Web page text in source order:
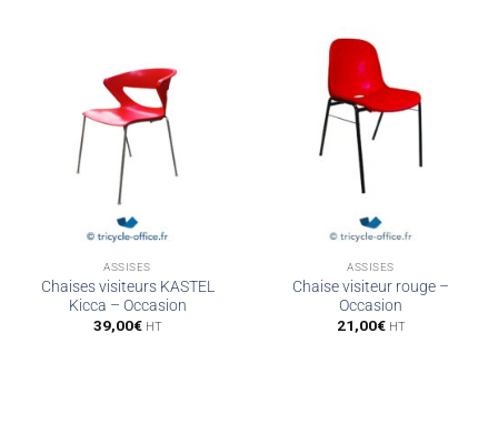
ASSISES
Chaises visiteurs KASTEL
Kicca – Occasion
39,00€ HT
ASSISES
Chaise visiteur rouge –
Occasion
21,00€ HT